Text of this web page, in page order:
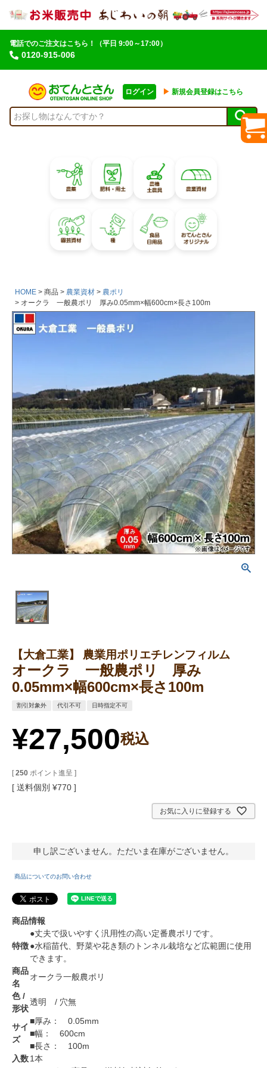
電話でのご注文はこちら！
0120-915-006
（平日 9:00～17:00）
ログイン ▶︎ 新規会員登録はこちら
HOME 商品 農業資材
農ポリ
オークラ 一般農ポリ 厚み0.05mm×幅600cm×長さ100m
【大倉工業】 農業用ポリエチレンフィルム
オークラ 一般農ポリ 厚み
0.05mm×幅600cm×長さ100m
割引対象外 代引不可 日時指定不可
¥27,500税込
[ 250 ポイント進呈 ]
送料個別 ¥770
お気に入りに登録する
申し訳ございません。ただいま在庫がございません。
商品についてのお問い合わせ
商品情報
特徴
●丈夫で扱いやすく汎用性の高い定番農ポリです。
●水稲苗代、野菜や花き類のトンネル栽培など広範囲に使用
できます。
商品
名
オークラ一般農ポリ
色 /
形状
透明 / 穴無
サイ
ズ
■厚み： 0.05mm
■幅： 600cm
■長さ： 100m
入数1本